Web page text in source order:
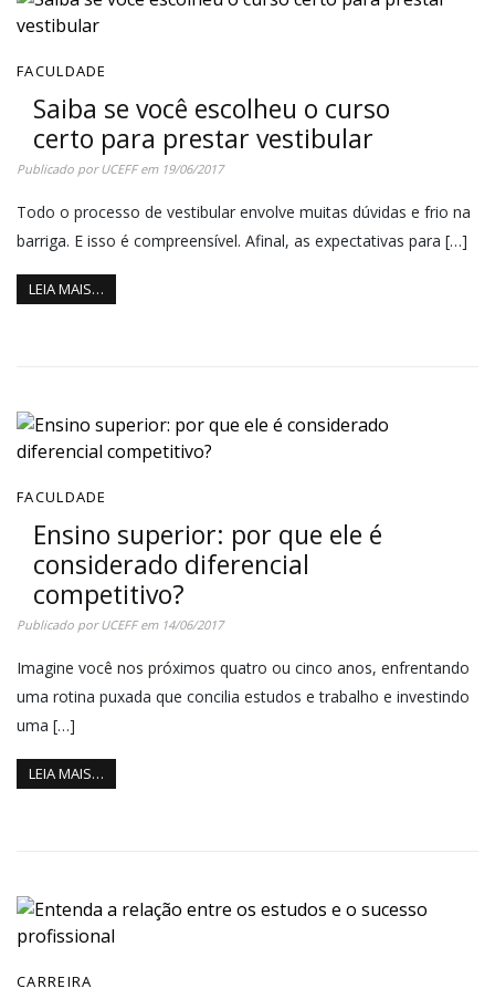
FACULDADE
Saiba se você escolheu o curso
certo para prestar vestibular
Publicado porUCEFFem 19/06/2017
Todo o processo de vestibular envolve muitas dúvidas e frio na
barriga. E isso é compreensível. Afinal, as expectativas para […]
LEIA MAIS…
FACULDADE
Ensino superior: por que ele é
considerado diferencial
competitivo?
Publicado porUCEFFem 14/06/2017
Imagine você nos próximos quatro ou cinco anos, enfrentando
uma rotina puxada que concilia estudos e trabalho e investindo
uma […]
LEIA MAIS…
CARREIRA